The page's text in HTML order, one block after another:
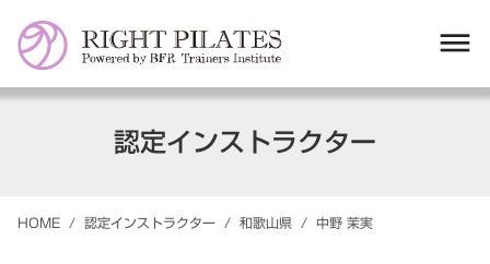
認定インストラクター
HOME / 認定インストラクター / 和歌山県 / 中野茉実
dehaze